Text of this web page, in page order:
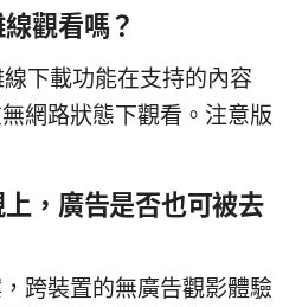
觀看嗎？
下載功能在支持的內容
網路狀態下觀看。注意版
，廣告是否也可被去
跨裝置的無廣告觀影體驗